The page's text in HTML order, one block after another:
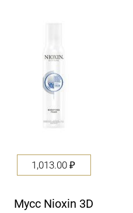
1,013.00₽
Мусс Nioxin 3D